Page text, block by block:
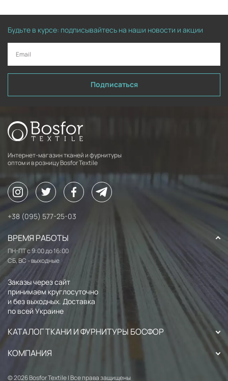
Будьте в курсе: подписывайтесь на наши новости и акции
Подписаться
Интернет-магазин тканей и фурнитуры
оптом и в розницу Bosfor Textile
+38 (095) 577-25-03
ВРЕМЯ РАБОТЫ
ПН-ПТ с 9:00 до 16:00
СБ, ВС - выходные
Заказы через сайт
принимаем круглосуточно
и без выходных. Доставка
по всей Украине
КАТАЛОГ ТКАНИ И ФУРНИТУРЫ БОСФОР
КОМПАНИЯ
© 2026 Bosfor Textile | Все права защищены